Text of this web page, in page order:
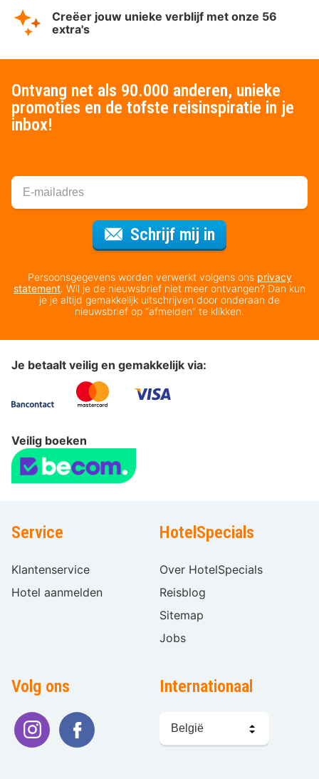
Creëer jouw unieke verblijf met onze 56
extra's
Ontvang net als 90.000 anderen, unieke
promoties en de tofste reisinspiratie in je
inbox!
Schrijf mij in
Persoonsgegevens worden verwerkt volgens ons privacy
statement. Wil je de nieuwsbrief niet meer ontvangen? Dan kun
je je altijd gemakkelijk uitschrijven door onderaan de
nieuwsbrief op “afmelden” te klikken.
Je betaalt veilig en gemakkelijk via:
Veilig boeken
Service
Klantenservice
Hotel aanmelden
HotelSpecials
Over HotelSpecials
Reisblog
Sitemap
Jobs
Volg ons Internationaal
kiezen